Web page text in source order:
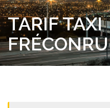
TARIF TAXI